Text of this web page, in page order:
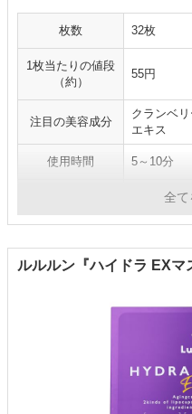
枚数 32枚
1枚当たりの値段
（約）
55円
注目の美容成分
クランベ
エキス
使用時間 5～10分
全て
ルルルン『ハイドラ EXマ